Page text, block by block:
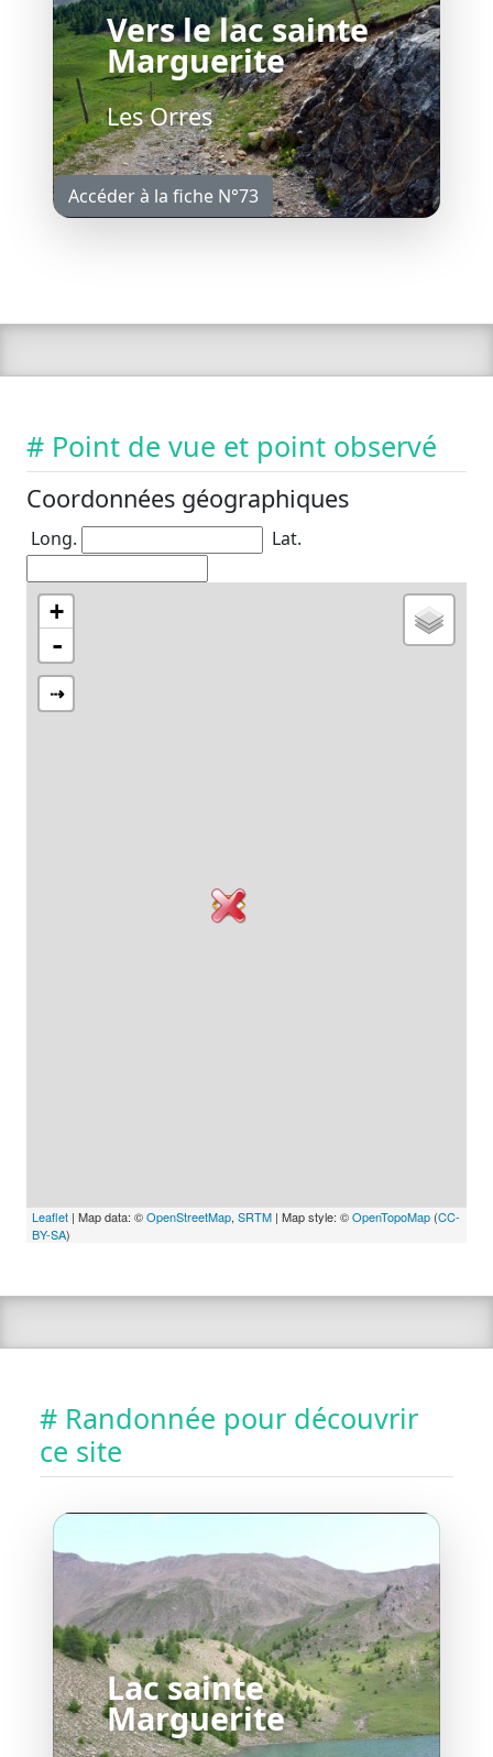
Vers le lac sainte
Marguerite
Les Orres
Accéder à la fiche N°73
# Point de vue et point observé
Coordonnées géographiques
Long. Lat.
+
-
⇢
Leaflet | Map data: ©OpenStreetMap, SRTM | Map style: ©OpenTopoMap (CC-
BY-SA)
# Randonnée pour découvrir
ce site
Lac sainte
Marguerite